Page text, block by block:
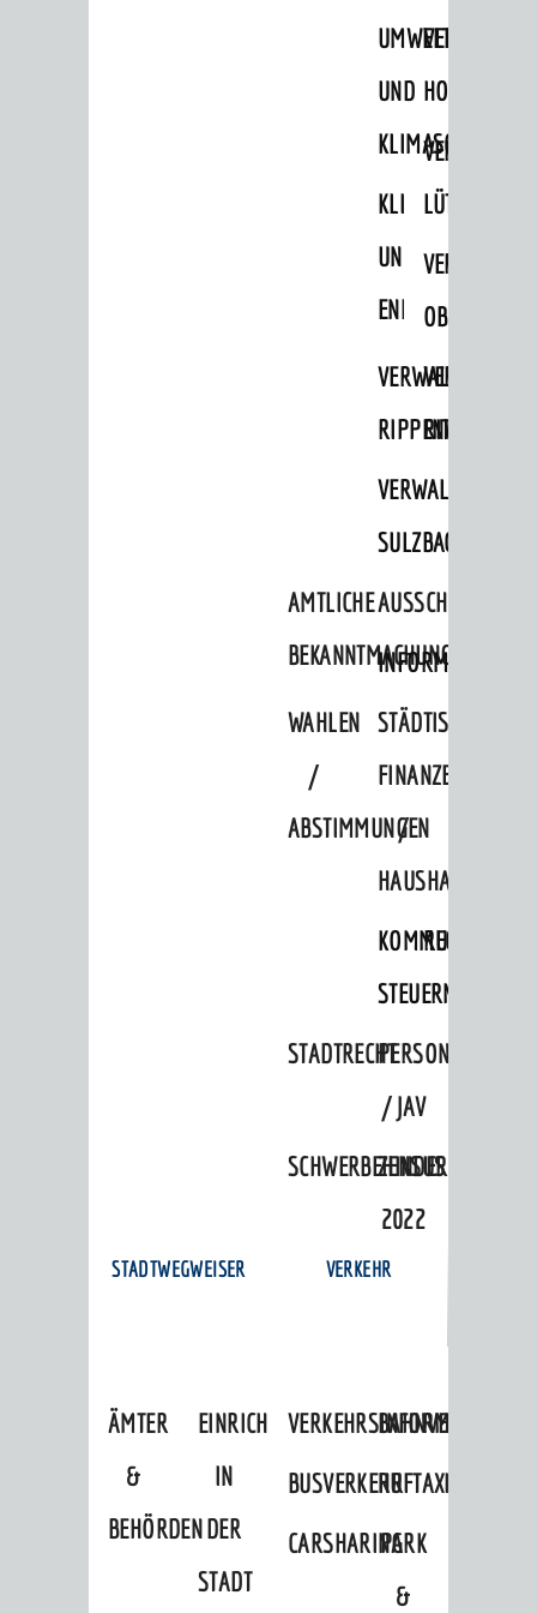
UMWELT-
UND
KLIMASCHUTZ
KLIMASCHUTZ
UND
RIPPENWEIER
SULZBACH
AMTLICHE
BEKANNTMACHUNGEN
WAHLEN
/
ABSTIMMUNGEN
STÄDTISCHE
FINANZEN
/
HAUSHALT
KOMMUNALE
STEUERN
STADTRECHTPERSONALRAT
/ JAV
ZENSUS
2022
STADTWEGWEISER
ÄMTER
&
BEHÖRDEN
EINRICHTUNGEN
IN
DER
STADT
VERKEHR
VERKEHRSINFORMATIONEN
BAHNVERKEHR
BUSVERKEHRRUFTAXI
CARSHARINGPARK
&